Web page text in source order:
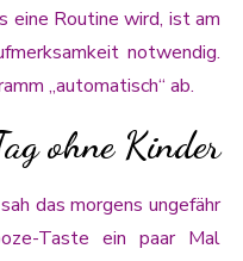
eine Routine wird, ist am
notwendig.
„automatisch“ ab.
ohne Kinder
das morgens ungefähr
Taste ein paar Mal